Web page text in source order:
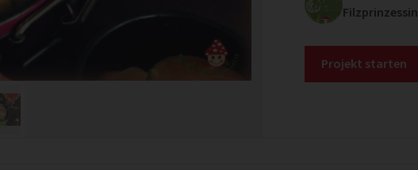
Filzprinzessin
Projekt starten